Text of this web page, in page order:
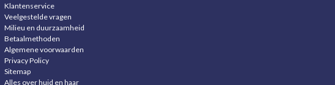
Klantenservice
Veelgestelde vragen
Milieu en duurzaamheid
Betaalmethoden
Algemene voorwaarden
Privacy Policy
Sitemap
Alles over huid en haar